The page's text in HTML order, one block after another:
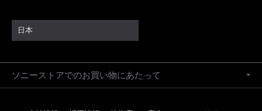
日本
ソニーストアでのお買い物にあたって